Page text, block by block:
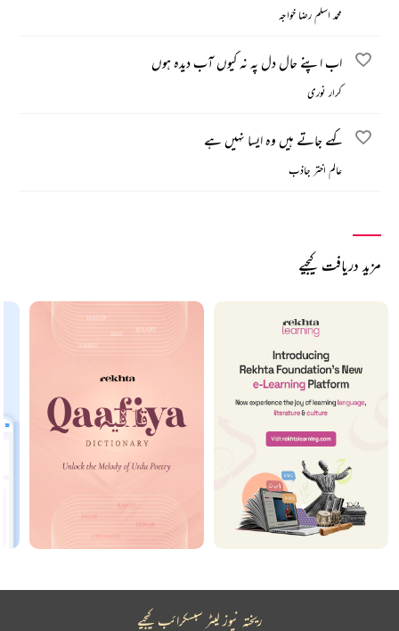
محمد اسلم رضا خواجہ
اب اپنے حال دل پہ نہ کیوں آب دیدہ ہوں
کرار نوری
کہے جاتے ہیں وہ ایسا نہیں ہے
عالم اختر جاذب
مزید دریافت کیجیے
ریختہ نیوز لیٹر سبسکرائب کیجیے